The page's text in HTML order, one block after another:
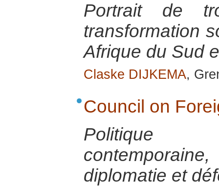
Portrait de
transformation
Afrique du Sud
Claske DIJKEMA,
Council on
Politique
diplomatie et